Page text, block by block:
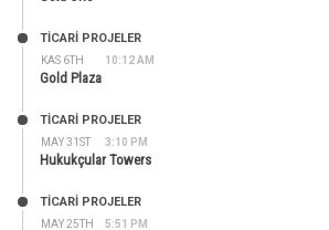
KAS 6TH 10:12 AM
TİCARİ PROJELER
Gold Plaza
MAY 31ST 3:10 PM
TİCARİ PROJELER
Hukukçular Towers
MAY 25TH 5:51 PM
TİCARİ PROJELER